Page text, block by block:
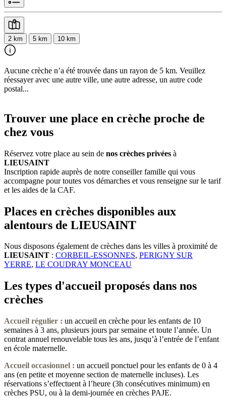
2 km 5 km 10 km
Aucune crèche n’a été trouvée dans un rayon de 5 km. Veuillez
réessayer avec une autre ville, une autre adresse, un autre code
postal...
Trouver une place en crèche proche de
chez vous
Réservez votre place au sein de nos crèches privées à
LIEUSAINT
Inscription rapide auprès de notre conseiller famille qui vous
accompagne pour toutes vos démarches et vous renseigne sur le tarif
et les aides de la CAF.
Places en crèches disponibles aux
alentours de LIEUSAINT
Nous disposons également de crèches dans les villes à proximité de
LIEUSAINT : CORBEIL-ESSONNES, PERIGNY SUR
YERRE, LE COUDRAY MONCEAU
Les types d'accueil proposés dans nos
crèches
Accueil régulier : un accueil en crèche pour les enfants de 10
semaines à 3 ans, plusieurs jours par semaine et toute l’année. Un
contrat annuel renouvelable tous les ans, jusqu’à l’entrée de l’enfant
en école maternelle.
Accueil occasionnel : un accueil ponctuel pour les enfants de 0 à 4
ans (en petite et moyenne section de maternelle incluses). Les
réservations s’effectuent à l’heure (3h consécutives minimum) en
crèches PSU, ou à la demi-journée en crèches PAJE.